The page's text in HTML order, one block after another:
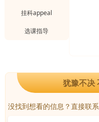
挂科appeal
选课指导
犹豫不决
没找到想看的信息？直接联